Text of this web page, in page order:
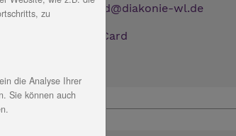
Mail: M.Achard@diakonie-wl.de
vCard
zu
die Analyse Ihrer
Sie können auch